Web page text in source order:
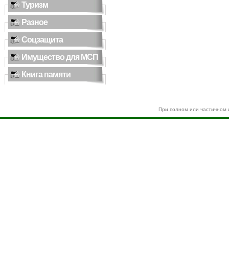
Туризм
Разное
Соцзащита
Имущество для МСП
Книга памяти
При полном или частичном